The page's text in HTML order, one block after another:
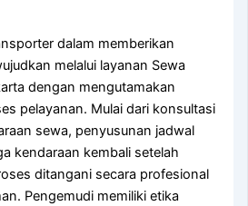
dalam memberikan
melalui layanan Sewa
dengan mengutamakan
pelayanan. Mulai dari konsultasi
sewa, penyusunan jadwal
kendaraan kembali setelah
ditangani secara profesional
Pengemudi memiliki etika